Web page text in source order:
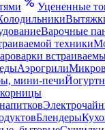
Уцененные
Варочные
техники
Аэрогрили
мини-печи
Блендеры